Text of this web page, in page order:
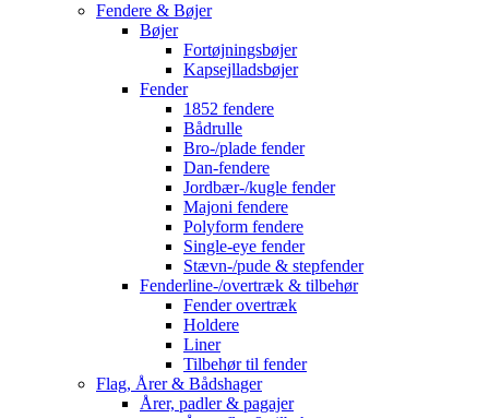
Fendere & Bøjer
Bøjer
Fortøjningsbøjer
Kapsejlladsbøjer
Fender
1852 fendere
Bådrulle
Bro-/plade fender
Dan-fendere
Jordbær-/kugle fender
Majoni fendere
Polyform fendere
Single-eye fender
Stævn-/pude & stepfender
Fenderline-/overtræk & tilbehør
Fender overtræk
Holdere
Liner
Tilbehør til fender
Flag, Årer & Bådshager
Årer, padler & pagajer